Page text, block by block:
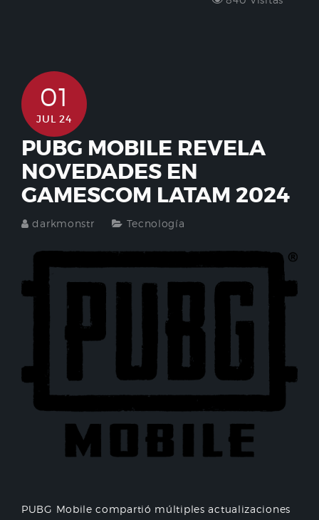
01
JUL 24
PUBG MOBILE REVELA
NOVEDADES EN
GAMESCOM LATAM 2024
darkmonstr Tecnología
PUBG Mobile compartió múltiples actualizaciones